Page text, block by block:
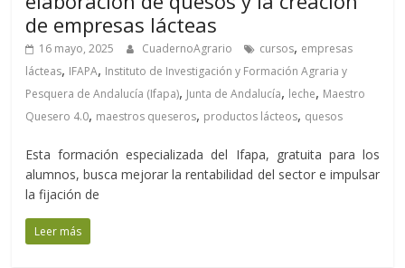
de empresas lácteas
16 mayo, 2025 CuadernoAgrario cursos, empresas
lácteas, IFAPA, Instituto de Investigación y Formación Agraria y
Pesquera de Andalucía (Ifapa), Junta de Andalucía, leche, Maestro
Quesero 4.0, maestros queseros, productos lácteos, quesos
Esta formación especializada del Ifapa, gratuita para los
alumnos, busca mejorar la rentabilidad del sector e impulsar
la fijación de
Leer más